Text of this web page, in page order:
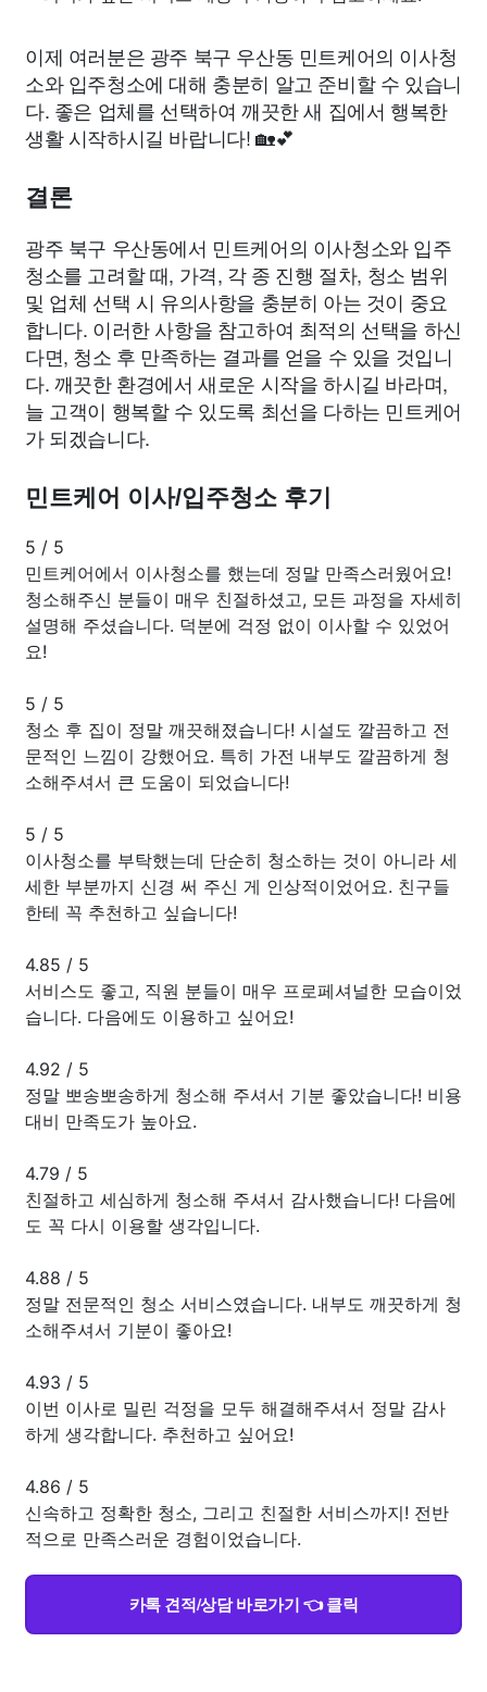
이제 여러분은 광주 북구 우산동 민트케어의 이사청
소와 입주청소에 대해 충분히 알고 준비할 수 있습니
다. 좋은 업체를 선택하여 깨끗한 새 집에서 행복한
생활 시작하시길 바랍니다! 🏡💕
결론
광주 북구 우산동에서 민트케어의 이사청소와 입주
청소를 고려할 때, 가격, 각 종 진행 절차, 청소 범위
및 업체 선택 시 유의사항을 충분히 아는 것이 중요
합니다. 이러한 사항을 참고하여 최적의 선택을 하신
다면, 청소 후 만족하는 결과를 얻을 수 있을 것입니
다. 깨끗한 환경에서 새로운 시작을 하시길 바라며,
늘 고객이 행복할 수 있도록 최선을 다하는 민트케어
가 되겠습니다.
민트케어 이사/입주청소 후기
5 / 5
민트케어에서 이사청소를 했는데 정말 만족스러웠어요!
청소해주신 분들이 매우 친절하셨고, 모든 과정을 자세히
설명해 주셨습니다. 덕분에 걱정 없이 이사할 수 있었어
요!
5 / 5
청소 후 집이 정말 깨끗해졌습니다! 시설도 깔끔하고 전
문적인 느낌이 강했어요. 특히 가전 내부도 깔끔하게 청
소해주셔서 큰 도움이 되었습니다!
5 / 5
이사청소를 부탁했는데 단순히 청소하는 것이 아니라 세
세한 부분까지 신경 써 주신 게 인상적이었어요. 친구들
한테 꼭 추천하고 싶습니다!
4.85 / 5
서비스도 좋고, 직원 분들이 매우 프로페셔널한 모습이었
습니다. 다음에도 이용하고 싶어요!
4.92 / 5
정말 뽀송뽀송하게 청소해 주셔서 기분 좋았습니다! 비용
대비 만족도가 높아요.
4.79 / 5
친절하고 세심하게 청소해 주셔서 감사했습니다! 다음에
도 꼭 다시 이용할 생각입니다.
4.88 / 5
정말 전문적인 청소 서비스였습니다. 내부도 깨끗하게 청
소해주셔서 기분이 좋아요!
4.93 / 5
이번 이사로 밀린 걱정을 모두 해결해주셔서 정말 감사
하게 생각합니다. 추천하고 싶어요!
4.86 / 5
신속하고 정확한 청소, 그리고 친절한 서비스까지! 전반
적으로 만족스러운 경험이었습니다.
카톡 견적/상담 바로가기 👈 클릭